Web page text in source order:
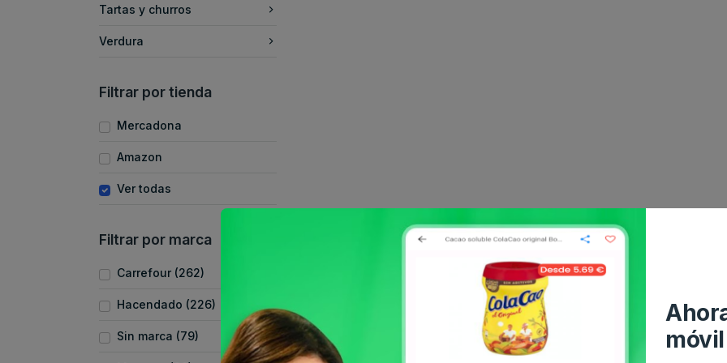
Tartas y churros
Verdura
Filtrar por tienda
Mercadona
Amazon
Ver todas
Filtrar por marca
Carrefour (262)
Hacendado (226)
Sin marca (79)
móvil